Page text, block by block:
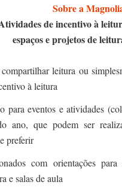
Sobre a
de incentivo à
espaços e projetos de
leitura ou
à leitura
para eventos e atividades
ano, que podem ser
preferir
com orientações
e salas de aula